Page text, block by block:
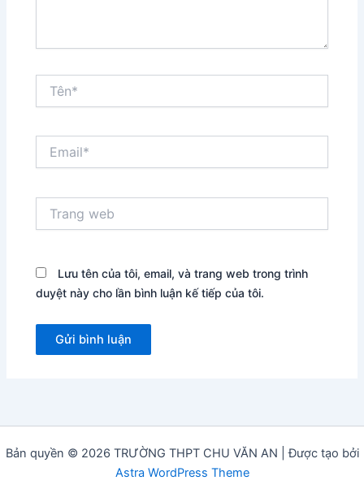
web
Lưu tên của tôi, email, và trang web trong trình
duyệt này cho lần bình luận kế tiếp của tôi.
Bản quyền © 2026 TRƯỜNG THPT CHU VĂN AN | Được tạo bởi
Astra WordPress Theme